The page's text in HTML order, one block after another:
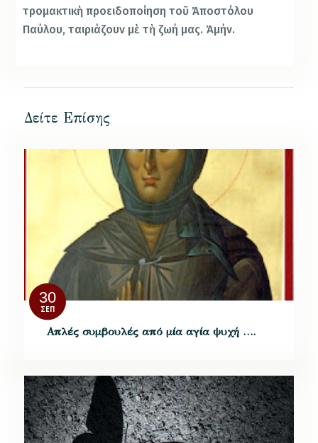
τρομακτικὴ προειδοποίηση τοῦ Ἀποστόλου
Παύλου, ταιριάζουν μὲ τὴ ζωή μας. Ἀμήν.
Δείτε Επίσης
30
ΣΕΠ
Απλές συμβουλές από μία αγία ψυχή ….